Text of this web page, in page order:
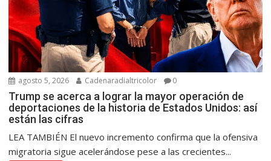
agosto 5, 2026 Cadenaradialtricolor 0
Trump se acerca a lograr la mayor operación de
deportaciones de la historia de Estados Unidos: así
están las cifras
LEA TAMBIÉN El nuevo incremento confirma que la ofensiva
migratoria sigue acelerándose pese a las crecientes...